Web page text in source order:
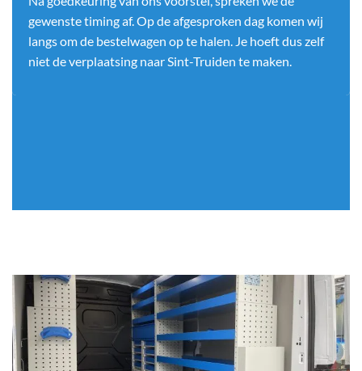
gewenste timing af. Op de afgesproken dag komen wij
langs om de bestelwagen op te halen. Je hoeft dus zelf
niet de verplaatsing naar Sint-Truiden te maken.